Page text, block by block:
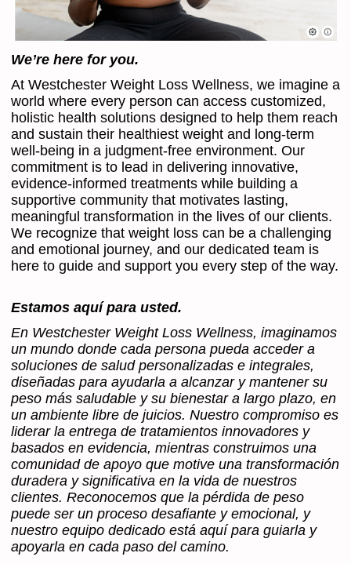
We’re here for you.
At Westchester Weight Loss Wellness, we imagine a
world where every person can access customized,
holistic health solutions designed to help them reach
and sustain their healthiest weight and long-term
well-being in a judgment-free environment. Our
commitment is to lead in delivering innovative,
evidence-informed treatments while building a
supportive community that motivates lasting,
meaningful transformation in the lives of our clients.
We recognize that weight loss can be a challenging
and emotional journey, and our dedicated team is
here to guide and support you every step of the way.
Estamos aquí para usted.
En Westchester Weight Loss Wellness, imaginamos
un mundo donde cada persona pueda acceder a
soluciones de salud personalizadas e integrales,
diseñadas para ayudarla a alcanzar y mantener su
peso más saludable y su bienestar a largo plazo, en
un ambiente libre de juicios. Nuestro compromiso es
liderar la entrega de tratamientos innovadores y
basados en evidencia, mientras construimos una
comunidad de apoyo que motive una transformación
duradera y significativa en la vida de nuestros
clientes. Reconocemos que la pérdida de peso
puede ser un proceso desafiante y emocional, y
nuestro equipo dedicado está aquí para guiarla y
apoyarla en cada paso del camino.